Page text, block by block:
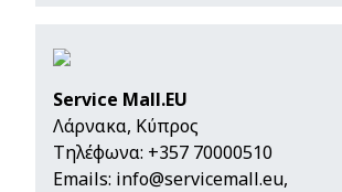
Service Mall.EU
Λάρνακα, Κύπρος
Τηλέφωνα: +357 70000510
Emails: info@servicemall.eu,